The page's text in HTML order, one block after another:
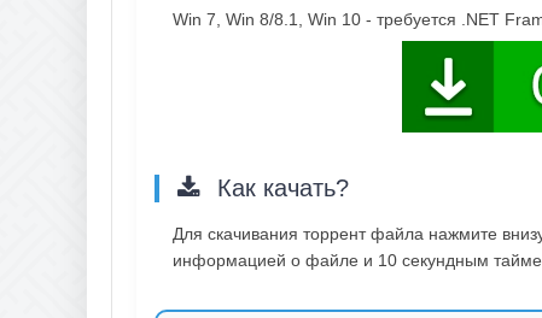
Win 7, Win 8/8.1, Win 10 - требуется .NET
Как качать?
Для скачивания торрент файла нажмите
информацией о файле и 10 секундным